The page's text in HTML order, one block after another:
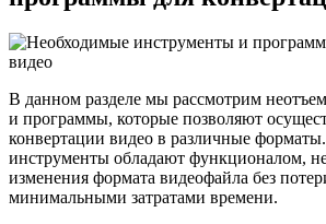
В данном разделе мы рассмотрим
и программы, которые позволяют
конвертации видео в различные
инструменты обладают функционалом,
изменения формата видеофайла без
минимальными затратами времени.